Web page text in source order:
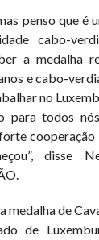
penso que é
cabo-
a medalha
e cabo-
no
para todos
disse
medalha de
de